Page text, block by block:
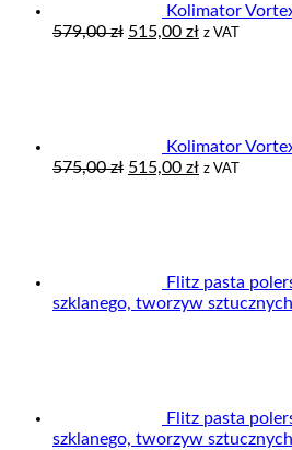
Kolimator
579,00zł Pierwotna
515,00 złAktualna
z VAT
Kolimator
575,00zł Pierwotna
515,00 złAktualna
z VAT
Flitz pasta
szklanego, tworzyw
Flitz pasta
szklanego, tworzyw